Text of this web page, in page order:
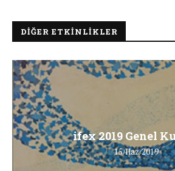
DIĞER ETKINLIKLER
ifex 2019 Genel
15/Haz/2019